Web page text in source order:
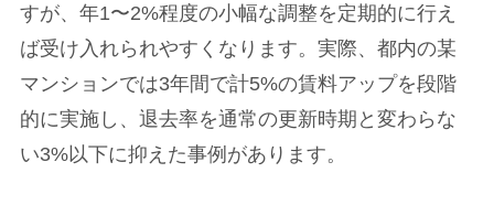
すが、年1〜2%程度の小幅な調整を定期的に行え
ば受け入れられやすくなります。実際、都内の某
マンションでは3年間で計5%の賃料アップを段階
的に実施し、退去率を通常の更新時期と変わらな
い3%以下に抑えた事例があります。